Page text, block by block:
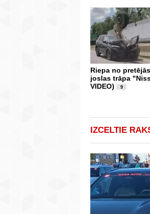
Riepa no pretējās
joslas trāpa
VIDEO)
9
IZCELTIE